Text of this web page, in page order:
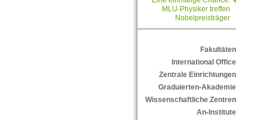
MLU-Physiker treffen
Nobelpreisträger
Fakultäten
International Office
Zentrale Einrichtungen
Graduierten-Akademie
Wissenschaftliche Zentren
An-Institute